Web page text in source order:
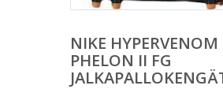
NIKE HYPERVENOM
PHELON II FG